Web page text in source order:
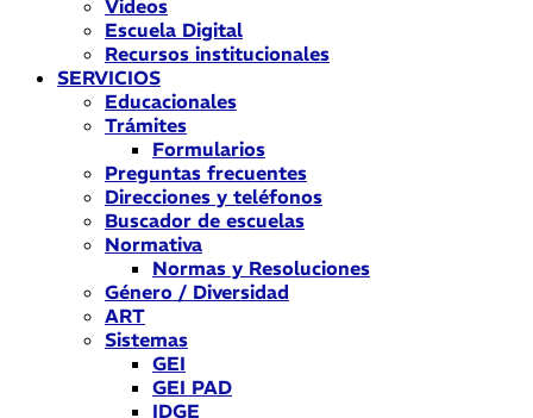
Videos
Escuela Digital
Recursos institucionales
SERVICIOS
Educacionales
Trámites
Formularios
Preguntas frecuentes
Direcciones y teléfonos
Buscador de escuelas
Normativa
Normas y Resoluciones
Género / Diversidad
ART
Sistemas
GEI
GEI PAD
IDGE